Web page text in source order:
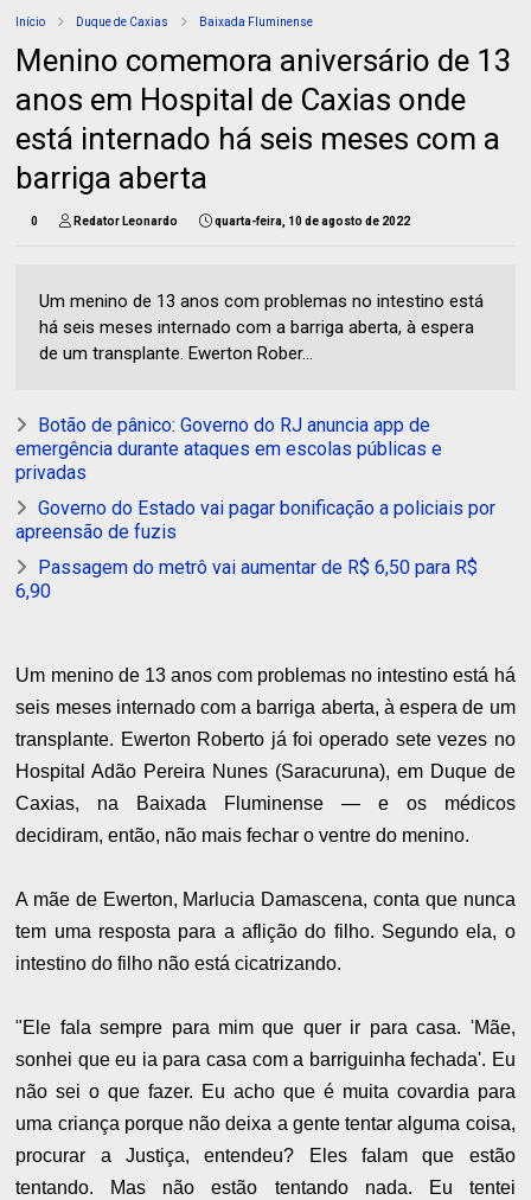
Início Duque de Caxias Baixada Fluminense
Menino comemora aniversário de 13
anos em Hospital de Caxias onde
está internado há seis meses com a
barriga aberta
0 Redator Leonardo quarta-feira, 10 de agosto de 2022
Um menino de 13 anos com problemas no intestino está
há seis meses internado com a barriga aberta, à espera
de um transplante. Ewerton Rober...
Botão de pânico: Governo do RJ anuncia app de
emergência durante ataques em escolas públicas e
privadas
Governo do Estado vai pagar bonificação a policiais por
apreensão de fuzis
Passagem do metrô vai aumentar de R$ 6,50 para R$
6,90
Um menino de 13 anos com problemas no intestino está há
seis meses internado com a barriga aberta, à espera de um
transplante. Ewerton Roberto já foi operado sete vezes no
Hospital Adão Pereira Nunes (Saracuruna), em Duque de
Caxias, na Baixada Fluminense — e os médicos
decidiram, então, não mais fechar o ventre do menino.
A mãe de Ewerton, Marlucia Damascena, conta que nunca
tem uma resposta para a aflição do filho. Segundo ela, o
intestino do filho não está cicatrizando.
"Ele fala sempre para mim que quer ir para casa. 'Mãe,
sonhei que eu ia para casa com a barriguinha fechada'. Eu
não sei o que fazer. Eu acho que é muita covardia para
uma criança porque não deixa a gente tentar alguma coisa,
procurar a Justiça, entendeu? Eles falam que estão
tentando. Mas não estão tentando nada. Eu tentei